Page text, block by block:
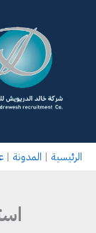
الرئيسية | المدونة |